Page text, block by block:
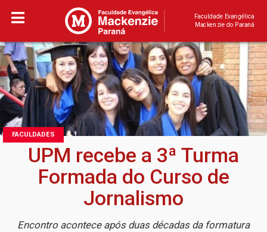
Faculdade Evangélica
Mackenzie do Paraná
FACULDADES
UPM recebe a 3ª Turma
Formada do Curso de
Jornalismo
Encontro acontece após duas décadas da formatura